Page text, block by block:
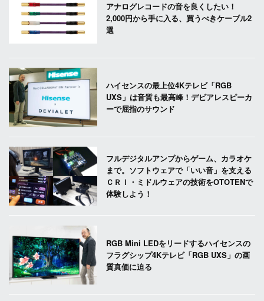
アナログレコードの音を良くしたい！
2,000円から手に入る、買うべきケーブル2
選
ハイセンスの最上位4Kテレビ「RGB
UXS」は音質も最高峰！デビアレスピーカ
ーで屈指のサウンド
フルデジタルアンプからゲーム、カラオケ
まで。ソフトウェアで「いい音」を支える
ＣＲＩ・ミドルウェアの技術をOTOTENで
体験しよう！
RGB Mini LEDをリードするハイセンスの
フラグシップ4Kテレビ「RGB UXS」の画
質真価に迫る